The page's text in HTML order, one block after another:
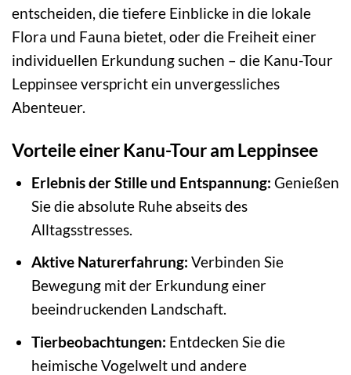
entscheiden, die tiefere Einblicke in die lokale
Flora und Fauna bietet, oder die Freiheit einer
individuellen Erkundung suchen – die Kanu-Tour
Leppinsee verspricht ein unvergessliches
Abenteuer.
Vorteile einer Kanu-Tour am Leppinsee
Erlebnis der Stille und Entspannung: Genießen
Sie die absolute Ruhe abseits des
Alltagsstresses.
Aktive Naturerfahrung: Verbinden Sie
Bewegung mit der Erkundung einer
beeindruckenden Landschaft.
Tierbeobachtungen: Entdecken Sie die
heimische Vogelwelt und andere